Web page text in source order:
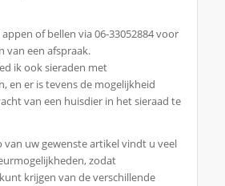
of bellen via 06-33052884 voor
van een afspraak.
ik ook sieraden met
en er is tevens de mogelijkheid
van een huisdier in het sieraad te
uw gewenste artikel vindt u veel
zodat
krijgen van de verschillende